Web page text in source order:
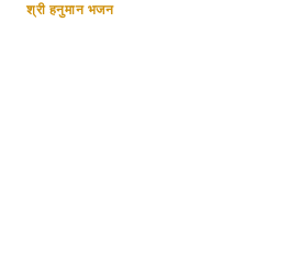
श्री हनुमान भजन